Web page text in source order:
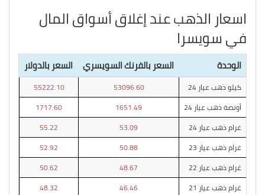
اسعار الذهب عند إغلاق أسواق المال
في سويسرا
الوحدة السعر بالفرنك السويسري السعر بالدولار
كيلو ذهب عيار 24 53096.60
55222.10
أونصة ذهب عيار 24
1651.49
1717.60
غرام ذهب عيار 24
53.09
55.22
غرام ذهب عيار 23
50.88
52.92
غرام ذهب عيار 22
48.67
50.62
غرام ذهب عيار 21
46.46
48.32